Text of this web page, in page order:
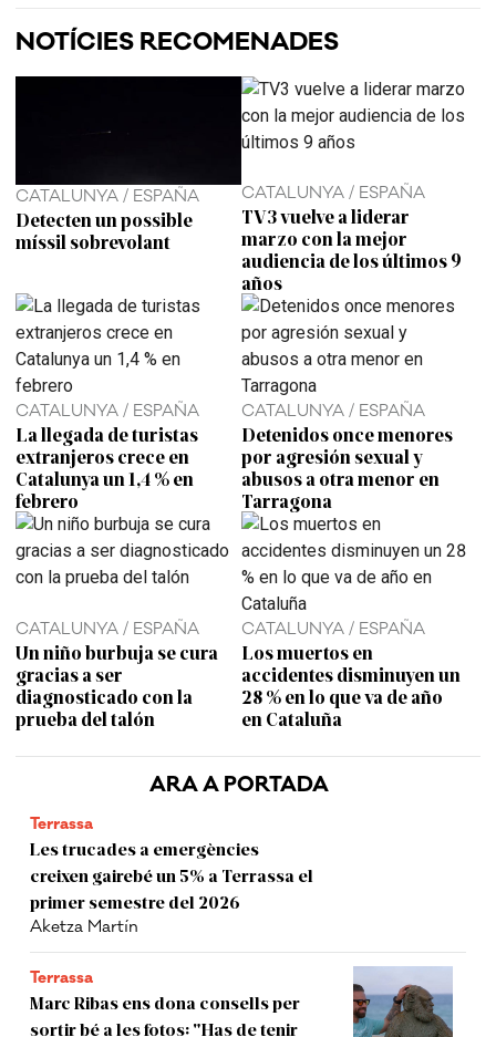
ARA A PORTADA
Terrassa
Les trucades a emergències
creixen gairebé un 5% a Terrassa el
primer semestre del 2026
Aketza Martín
Terrassa
Marc Ribas ens dona consells per
sortir bé a les fotos: "Has de tenir
NOTÍCIES RECOMENADES
CATALUNYA / ESPAÑA
Detecten un possible
míssil sobrevolant
CATALUNYA / ESPAÑA
TV3 vuelve a liderar
marzo con la mejor
audiencia de los últimos 9
años
CATALUNYA / ESPAÑA
La llegada de turistas
extranjeros crece en
Catalunya un 1,4 % en
febrero
CATALUNYA / ESPAÑA
Detenidos once menores
por agresión sexual y
abusos a otra menor en
Tarragona
CATALUNYA / ESPAÑA
Un niño burbuja se cura
gracias a ser
diagnosticado con la
prueba del talón
CATALUNYA / ESPAÑA
Los muertos en
accidentes disminuyen un
28 % en lo que va de año
en Cataluña